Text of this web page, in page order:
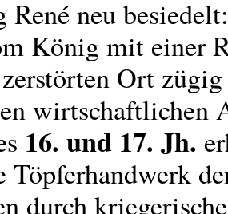
neu
König mit einer
Ort
wirtschaftlichen
16. und 17. Jh.
Töpferhandwerk
durch